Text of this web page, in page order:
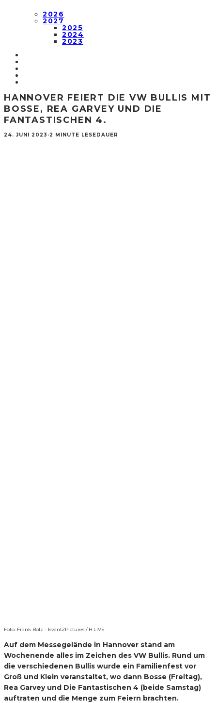
2026
2027
2025
2024
2023
HANNOVER FEIERT DIE VW BULLIS MIT
BOSSE, REA GARVEY UND DIE
FANTASTISCHEN 4.
24. JUNI 2023 ·2 MINUTE LESEDAUER
Foto: Frank Bolz - Event2Pictures / H.LIVE
Auf dem Messegelände in Hannover stand am
Wochenende alles im Zeichen des VW Bullis. Rund um
die verschiedenen Bullis wurde ein Familienfest vor
Groß und Klein veranstaltet, wo dann Bosse (Freitag),
Rea Garvey und Die Fantastischen 4 (beide Samstag)
auftraten und die Menge zum Feiern brachten.